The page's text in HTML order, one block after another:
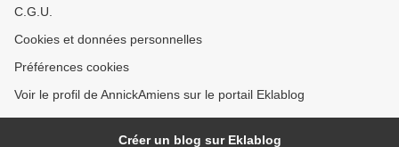
C.G.U.
Cookies et données personnelles
Préférences cookies
Voir le profil de AnnickAmiens sur le portail Eklablog
Créer un blog sur Eklablog